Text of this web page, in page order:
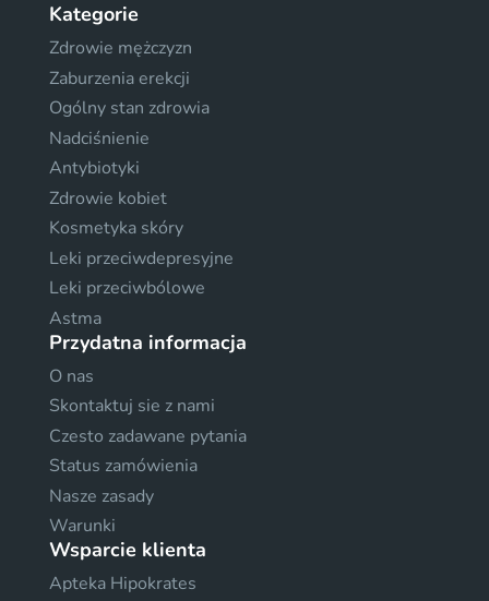
Kategorie
Zdrowie mężczyzn
Zaburzenia erekcji
Ogólny stan zdrowia
Nadciśnienie
Antybiotyki
Zdrowie kobiet
Kosmetyka skóry
Leki przeciwdepresyjne
Leki przeciwbólowe
Astma
Przydatna informacja
O nas
Skontaktuj sie z nami
Czesto zadawane pytania
Status zamówienia
Nasze zasady
Warunki
Wsparcie klienta
Apteka Hipokrates